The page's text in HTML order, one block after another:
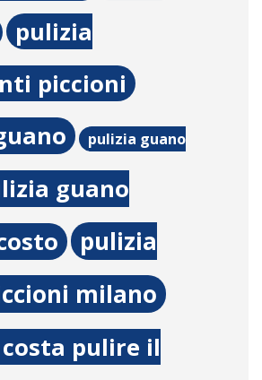
pulizia
piccioni
pulizia guano
guano
pulizia
milano
pulire il